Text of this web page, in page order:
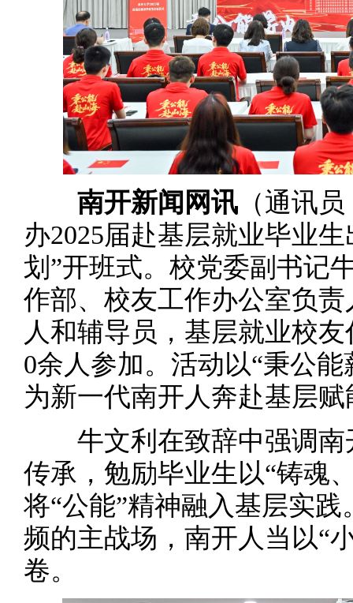
南开新闻网讯 （通讯
办2025届赴基层就业毕业
划”开班式。校党委副书记
作部、校友工作办公室负
人和辅导员，基层就业校
0余人参加。活动以“秉公
为新一代南开人奔赴基层
牛文利在致辞中强调南
传承，勉励毕业生以“铸魂
将“公能”精神融入基层实
频的主战场，南开人当以“
卷。